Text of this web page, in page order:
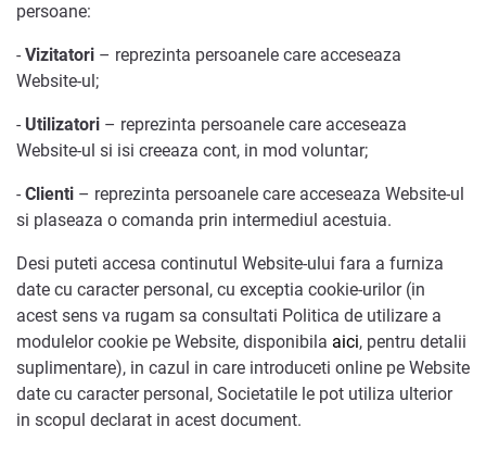
persoane:
- Vizitatori – reprezinta persoanele care acceseaza
Website-ul;
- Utilizatori – reprezinta persoanele care acceseaza
Website-ul si isi creeaza cont, in mod voluntar;
- Clienti – reprezinta persoanele care acceseaza Website-ul
si plaseaza o comanda prin intermediul acestuia.
Desi puteti accesa continutul Website-ului fara a furniza
date cu caracter personal, cu exceptia cookie-urilor (in
acest sens va rugam sa consultati Politica de utilizare a
modulelor cookie pe Website, disponibila aici, pentru detalii
suplimentare), in cazul in care introduceti online pe Website
date cu caracter personal, Societatile le pot utiliza ulterior
in scopul declarat in acest document.